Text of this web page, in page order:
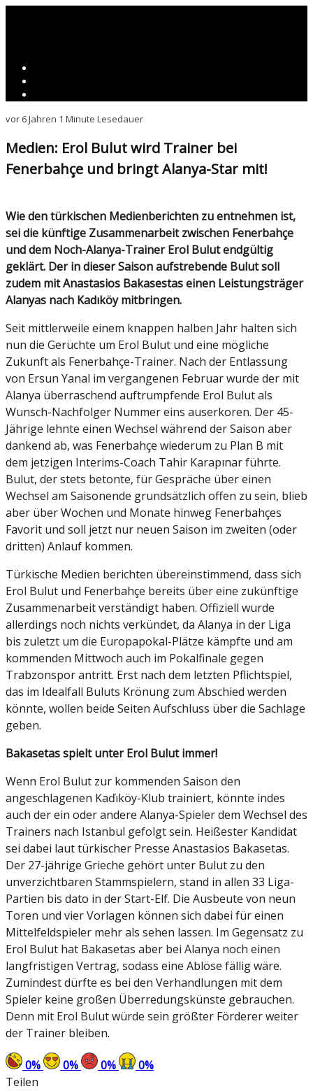
vor 6 Jahren 1 Minute Lesedauer
Medien: Erol Bulut wird Trainer bei
Fenerbahçe und bringt Alanya-Star mit!
Wie den türkischen Medienberichten zu entnehmen ist,
sei die künftige Zusammenarbeit zwischen Fenerbahçe
und dem Noch-Alanya-Trainer Erol Bulut endgültig
geklärt. Der in dieser Saison aufstrebende Bulut soll
zudem mit Anastasios Bakasestas einen Leistungsträger
Alanyas nach Kadıköy mitbringen.
Seit mittlerweile einem knappen halben Jahr halten sich
nun die Gerüchte um Erol Bulut und eine mögliche
Zukunft als Fenerbahçe-Trainer. Nach der Entlassung
von Ersun Yanal im vergangenen Februar wurde der mit
Alanya überraschend auftrumpfende Erol Bulut als
Wunsch-Nachfolger Nummer eins auserkoren. Der 45-
Jährige lehnte einen Wechsel während der Saison aber
dankend ab, was Fenerbahçe wiederum zu Plan B mit
dem jetzigen Interims-Coach Tahir Karapınar führte.
Bulut, der stets betonte, für Gespräche über einen
Wechsel am Saisonende grundsätzlich offen zu sein, blieb
aber über Wochen und Monate hinweg Fenerbahçes
Favorit und soll jetzt nur neuen Saison im zweiten (oder
dritten) Anlauf kommen.
Türkische Medien berichten übereinstimmend, dass sich
Erol Bulut und Fenerbahçe bereits über eine zukünftige
Zusammenarbeit verständigt haben. Offiziell wurde
allerdings noch nichts verkündet, da Alanya in der Liga
bis zuletzt um die Europapokal-Plätze kämpfte und am
kommenden Mittwoch auch im Pokalfinale gegen
Trabzonspor antritt. Erst nach dem letzten Pflichtspiel,
das im Idealfall Buluts Krönung zum Abschied werden
könnte, wollen beide Seiten Aufschluss über die Sachlage
geben.
Bakasetas spielt unter Erol Bulut immer!
Wenn Erol Bulut zur kommenden Saison den
angeschlagenen Kaďıköy-Klub trainiert, könnte indes
auch der ein oder andere Alanya-Spieler dem Wechsel des
Trainers nach Istanbul gefolgt sein. Heißester Kandidat
sei dabei laut türkischer Presse Anastasios Bakasetas.
Der 27-jährige Grieche gehört unter Bulut zu den
unverzichtbaren Stammspielern, stand in allen 33 Liga-
Partien bis dato in der Start-Elf. Die Ausbeute von neun
Toren und vier Vorlagen können sich dabei für einen
Mittelfeldspieler mehr als sehen lassen. Im Gegensatz zu
Erol Bulut hat Bakasetas aber bei Alanya noch einen
langfristigen Vertrag, sodass eine Ablöse fällig wäre.
Zumindest dürfte es bei den Verhandlungen mit dem
Spieler keine großen Überredungskünste gebrauchen.
Denn mit Erol Bulut würde sein größter Förderer weiter
der Trainer bleiben.
0% 0% 0% 0%
Teilen